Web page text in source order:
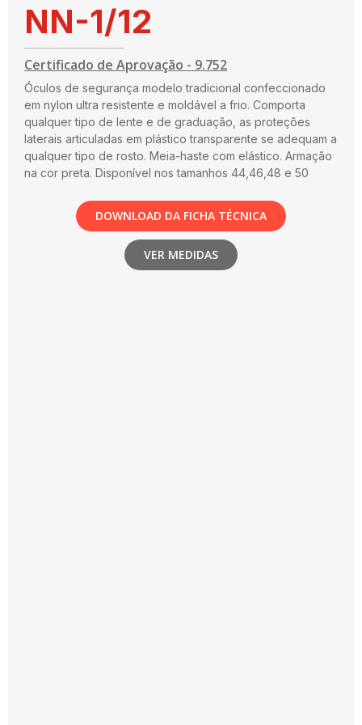
NN-1/12
Certificado de Aprovação - 9.752
Óculos de segurança modelo tradicional confeccionado
em nylon ultra resistente e moldável a frio. Comporta
qualquer tipo de lente e de graduação, as proteções
laterais articuladas em plástico transparente se adequam a
qualquer tipo de rosto. Meia-haste com elástico. Armação
na cor preta. Disponível nos tamanhos 44,46,48 e 50
DOWNLOAD DA FICHA TÉCNICA
VER MEDIDAS